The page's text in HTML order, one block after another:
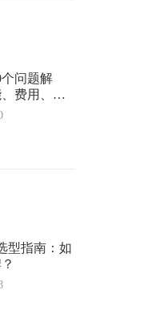
问题解
费用、识
型指南：如